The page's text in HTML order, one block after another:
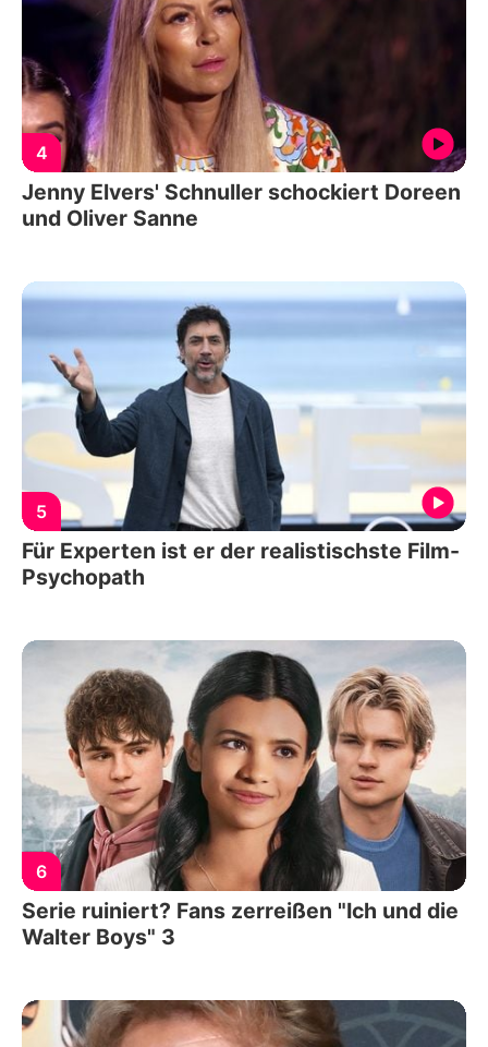
4
Jenny Elvers' Schnuller schockiert Doreen
und Oliver Sanne
5
Für Experten ist er der realistischste Film-
Psychopath
6
Serie ruiniert? Fans zerreißen "Ich und die
Walter Boys" 3